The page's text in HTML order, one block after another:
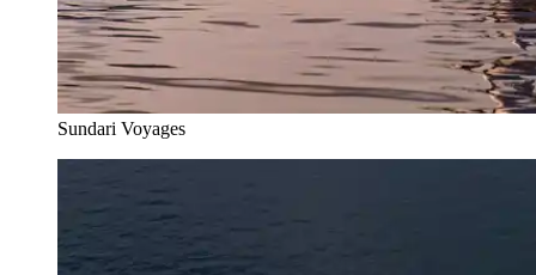
Sundari Voyages